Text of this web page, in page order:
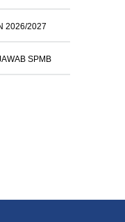
2026/2027
SPMB